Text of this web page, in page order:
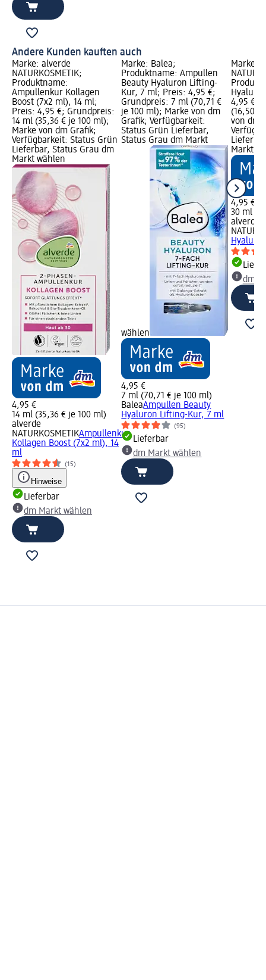
Andere Kunden kauften auch
Marke: alverde
NATURKOSMETIK;
Produktname:
Ampullenkur Kollagen
Boost (7x2 ml), 14 ml;
Preis: 4,95 €; Grundpreis:
14 ml (35,36 € je 100 ml);
Marke von dm Grafik;
Verfügbarkeit: Status Grün
Lieferbar, Status Grau dm
Markt wählen
4,95 €
14 ml (35,36 € je 100 ml)
alverde
NATURKOSMETIKAmpullenkur
Kollagen Boost (7x2 ml), 14
ml
(15)
Hinweise
Lieferbar
dm Markt wählen
Marke: Balea;
Produktname: Ampullen
Beauty Hyaluron Lifting-
Kur, 7 ml; Preis: 4,95 €;
Grundpreis: 7 ml (70,71 €
je 100 ml); Marke von dm
Grafik; Verfügbarkeit:
Status Grün Lieferbar,
Status Grau dm Markt
wählen
4,95 €
7 ml (70,71 € je 100 ml)
BaleaAmpullen Beauty
Hyaluron Lifting-Kur, 7 ml
(95)
Lieferbar
dm Markt wählen
Marke:
4,95 €;
(16,50 €
von dm
Markt
4,95 €
30 ml
alverde
dm